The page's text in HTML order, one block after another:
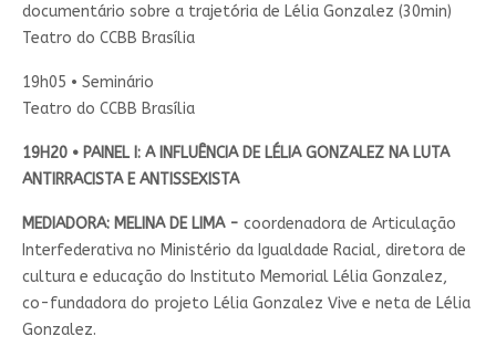
documentário sobre a trajetória de Lélia Gonzalez (30min)
Teatro do CCBB Brasília
19h05 • Seminário
Teatro do CCBB Brasília
19H20 • PAINEL I: A INFLUÊNCIA DE LÉLIA GONZALEZ NA LUTA
ANTIRRACISTA E ANTISSEXISTA
MEDIADORA: MELINA DE LIMA - coordenadora de Articulação
Interfederativa no Ministério da Igualdade Racial, diretora de
cultura e educação do Instituto Memorial Lélia Gonzalez,
co-fundadora do projeto Lélia Gonzalez Vive e neta de Lélia
Gonzalez.